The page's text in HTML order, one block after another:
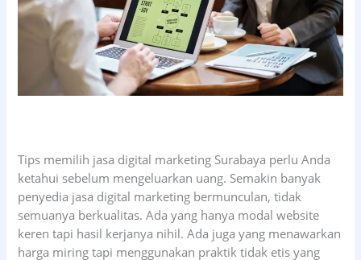
Tips memilih jasa digital marketing Surabaya perlu Anda
ketahui sebelum mengeluarkan uang. Semakin banyak
penyedia jasa digital marketing bermunculan, tidak
semuanya berkualitas. Ada yang hanya modal website
keren tapi hasil kerjanya nihil. Ada juga yang menawarkan
harga miring tapi menggunakan praktik tidak etis yang